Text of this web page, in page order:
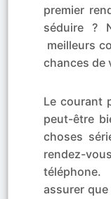
premier
séduire ?
meilleurs
chances de
Le courant
peut-être
choses
rendez-
assurer